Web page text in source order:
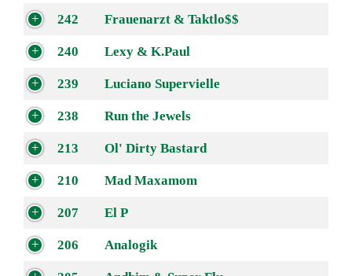
242 Frauenarzt & Taktlo$$
240 Lexy & K.Paul
239 Luciano Supervielle
238 Run the Jewels
213 Ol' Dirty Bastard
210 Mad Maxamom
207 El P
206 Analogik